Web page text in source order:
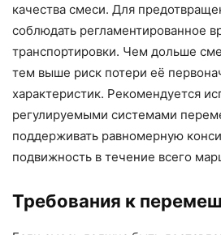
качества смеси. Для
соблюдать регламентированное
транспортировки. Чем дольше
тем выше риск потери её
характеристик. Рекомендуется
регулируемыми системами
поддерживать равномерную
подвижность в течение всего
Требования к